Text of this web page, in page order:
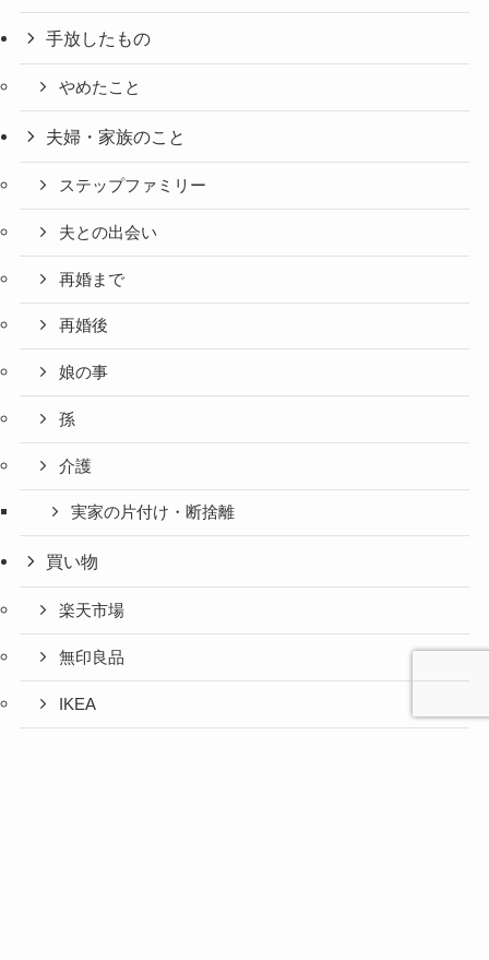
手放したもの
やめたこと
夫婦・家族のこと
ステップファミリー
夫との出会い
再婚まで
再婚後
娘の事
孫
介護
実家の片付け・断捨離
買い物
楽天市場
無印良品
IKEA